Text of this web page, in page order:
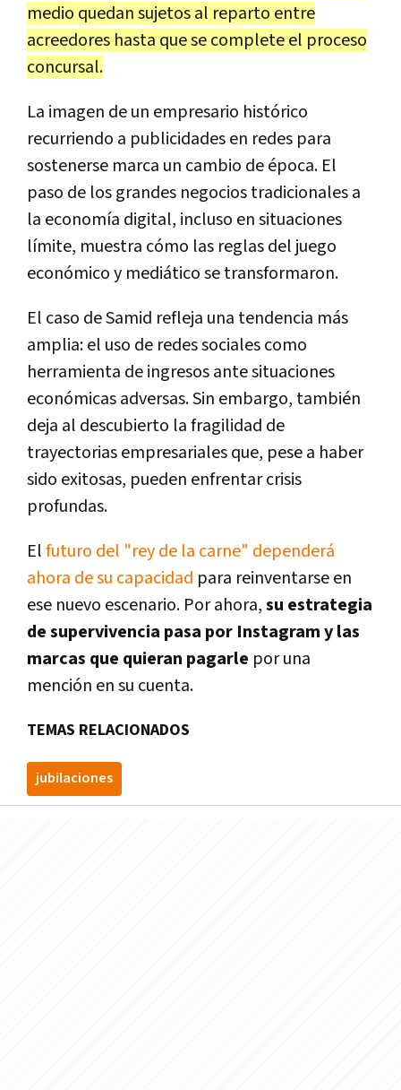
medio quedan sujetos al reparto entre
acreedores hasta que se complete el proceso
concursal.
La imagen de un empresario histórico
recurriendo a publicidades en redes para
sostenerse marca un cambio de época. El
paso de los grandes negocios tradicionales a
la economía digital, incluso en situaciones
límite, muestra cómo las reglas del juego
económico y mediático se transformaron.
El caso de Samid refleja una tendencia más
amplia: el uso de redes sociales como
herramienta de ingresos ante situaciones
económicas adversas. Sin embargo, también
deja al descubierto la fragilidad de
trayectorias empresariales que, pese a haber
sido exitosas, pueden enfrentar crisis
profundas.
Elfuturo del "rey de la carne" dependerá
ahora de su capacidad para reinventarse en
ese nuevo escenario. Por ahora,su estrategia
de supervivencia pasa por Instagram y las
marcas que quieran pagarle por una
mención en su cuenta.
TEMAS RELACIONADOS
jubilaciones